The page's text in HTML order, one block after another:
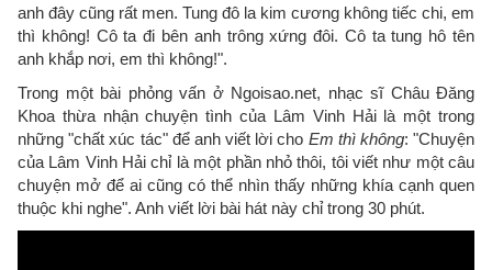
anh đây cũng rất men. Tung đô la kim cương không tiếc chi, em
thì không! Cô ta đi bên anh trông xứng đôi. Cô ta tung hô tên
anh khắp nơi, em thì không!".
Trong một bài phỏng vấn ở Ngoisao.net, nhạc sĩ Châu Đăng
Khoa thừa nhận chuyện tình của Lâm Vinh Hải là một trong
những "chất xúc tác" để anh viết lời cho Em thì không: "Chuyện
của Lâm Vinh Hải chỉ là một phần nhỏ thôi, tôi viết như một câu
chuyện mở để ai cũng có thể nhìn thấy những khía cạnh quen
thuộc khi nghe". Anh viết lời bài hát này chỉ trong 30 phút.